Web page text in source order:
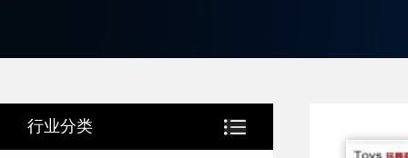
行业分类